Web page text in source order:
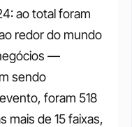
ao total foram
redor do mundo
—
sendo
foram 518
mais de 15 faixas,